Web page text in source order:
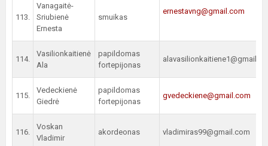
113.
Vanagaitė-
Sriubienė
Ernesta
smuikas
ernestavng@gmail.com
114.
Vasilionkaitienė
Ala
papildomas
fortepijonas
115.
Vedeckienė
Giedrė
papildomas
fortepijonas
gvedeckiene@gmail.com
116.
Voskan
Vladimir
akordeonas vladimiras99@gmail.com